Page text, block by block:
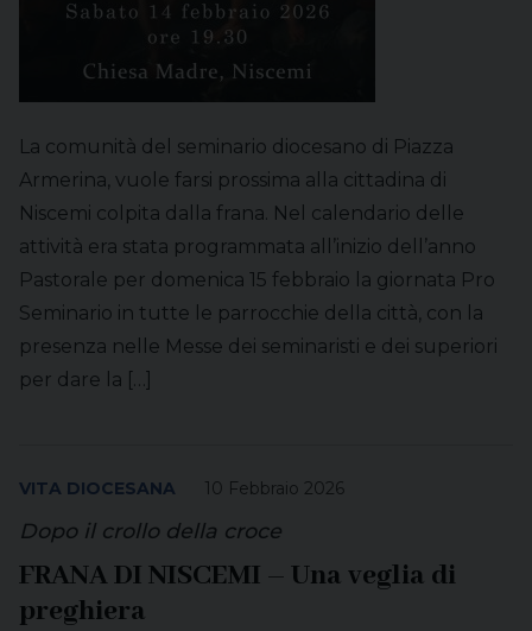
La comunità del seminario diocesano di Piazza
Armerina, vuole farsi prossima alla cittadina di
Niscemi colpita dalla frana. Nel calendario delle
attività era stata programmata all’inizio dell’anno
Pastorale per domenica 15 febbraio la giornata Pro
Seminario in tutte le parrocchie della città, con la
presenza nelle Messe dei seminaristi e dei superiori
per dare la […]
10 Febbraio 2026
VITA DIOCESANA
Dopo il crollo della croce
FRANA DI NISCEMI – Una veglia di
preghiera